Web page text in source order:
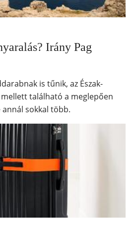
Irány Pag
is tűnik, az Észak-
található a meglepően
annál sokkal több.